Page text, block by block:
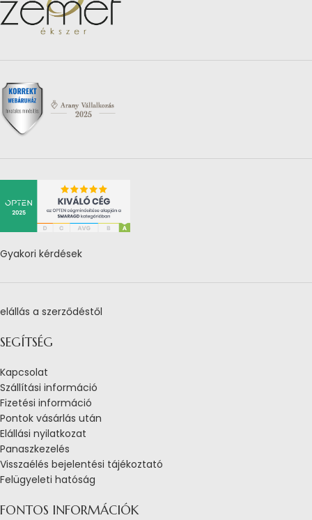
Gyakori kérdések
elállás a szerződéstől
SEGÍTSÉG
Kapcsolat
Szállítási információ
Fizetési információ
Pontok vásárlás után
Elállási nyilatkozat
Panaszkezelés
Visszaélés bejelentési tájékoztató
Felügyeleti hatóság
FONTOS INFORMÁCIÓK